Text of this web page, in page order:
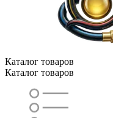
Каталог товаров
Каталог товаров